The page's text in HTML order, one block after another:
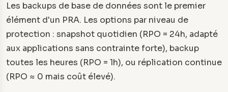
Les backups de base de données sont le premier
élément d'un PRA. Les options par niveau de
protection : snapshot quotidien (RPO = 24h, adapté
aux applications sans contrainte forte), backup
toutes les heures (RPO = 1h), ou réplication continue
(RPO ≈ 0 mais coût élevé).